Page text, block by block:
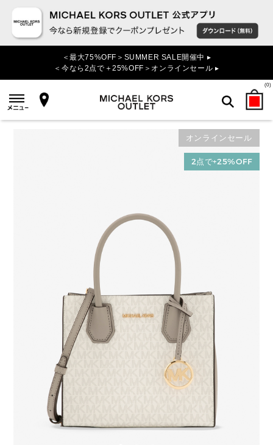
＜最大75%OFF＞SUMMER SALE開催中 ▸
＜今なら2点で＋25%OFF＞オンラインセール ▸
(0)
検索
オンラインセール
2点で+25%OFF